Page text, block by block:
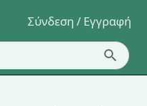
Σύνδεση / Εγγραφή